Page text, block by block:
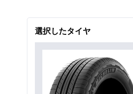
選択したタイヤ